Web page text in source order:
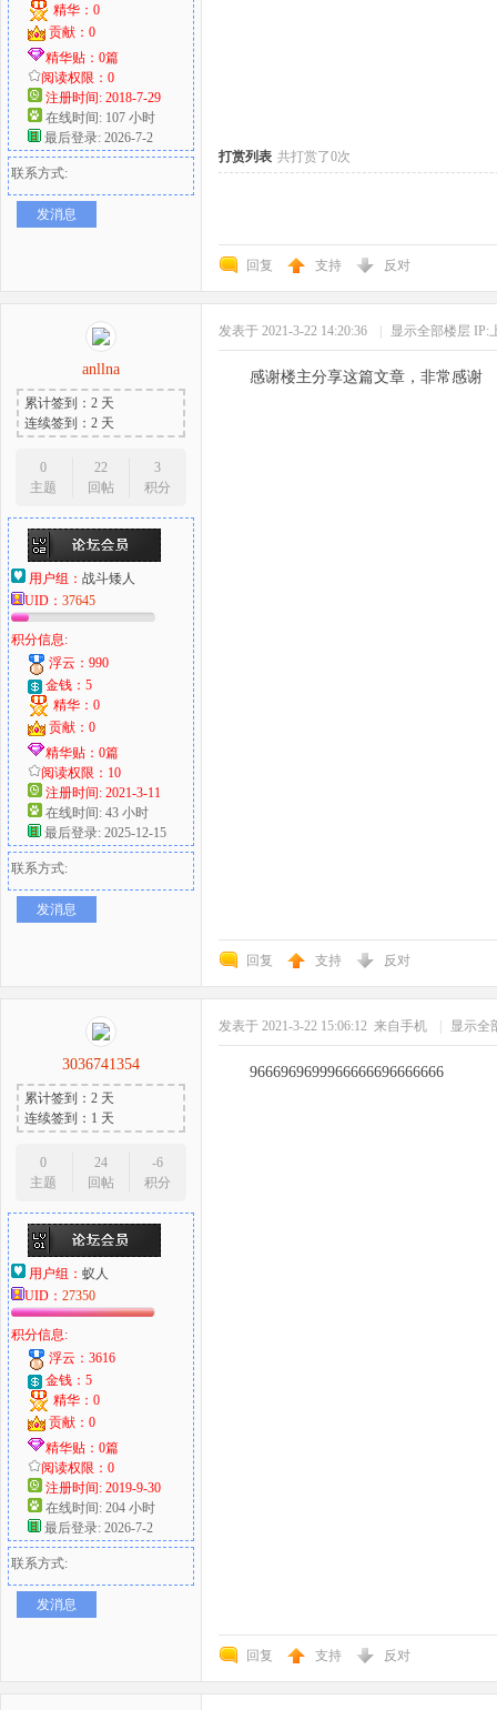
好
精华：0
贡献：0
精华贴：0篇
阅读权限：0
注册时间: 2018-7-29
在线时间: 107 小时
最后登录: 2026-7-2
联系方式:
发消息
打赏列表 共打赏了0次
回复 支持 反对
anllna
累计签到：2 天
连续签到：2 天
0
主题
22
回帖
3
积分
用户组： 战斗矮人
UID： 37645
积分信息:
浮云：990
金钱：5
精华：0
贡献：0
精华贴：0篇
阅读权限：10
注册时间: 2021-3-11
在线时间: 43 小时
最后登录: 2025-12-15
联系方式:
发消息
发表于 2021-3-22 14:20:36 显示全部楼层 IP:
感谢楼主分享这篇文章，非常感谢
回复 支持 反对
3036741354
累计签到：2 天
连续签到：1 天
0
主题
24
回帖
-6
积分
用户组： 蚁人
UID： 27350
积分信息:
浮云：3616
金钱：5
精华：0
贡献：0
精华贴：0篇
阅读权限：0
注册时间: 2019-9-30
在线时间: 204 小时
最后登录: 2026-7-2
联系方式:
发消息
发表于 2021-3-22 15:06:12 来自手机 显示全
9666969699966666696666666
回复 支持 反对